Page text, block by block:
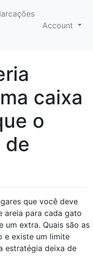
Account
caixa
o
de
que você deve
areia para cada gato
um extra. Quais são as
e existe um limite
estratégia deixa de